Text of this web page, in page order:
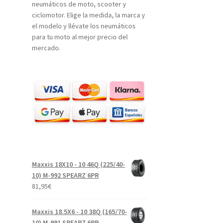
neumáticos de moto, scooter y
ciclomotor. Elige la medida, la marca y
el modelo y llévate los neumáticos
para tu moto al mejor precio del
mercado.
Maxxis 18X10 - 10 46Q (225/40-
10) M-992 SPEARZ 6PR
81,95€
Maxxis 18.5X6 - 10 38Q (165/70-